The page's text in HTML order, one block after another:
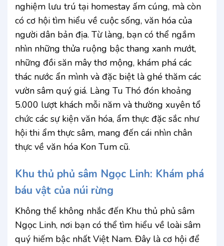
nghiệm lưu trú tại homestay ấm cúng, mà còn
có cơ hội tìm hiểu về cuộc sống, văn hóa của
người dân bản địa. Từ làng, bạn có thể ngắm
nhìn những thửa ruộng bậc thang xanh mướt,
những đồi săn mây thơ mộng, khám phá các
thác nước ẩn mình và đặc biệt là ghé thăm các
vườn sâm quý giá. Làng Tu Thó đón khoảng
5.000 lượt khách mỗi năm và thường xuyên tổ
chức các sự kiện văn hóa, ẩm thực đặc sắc như
hội thi ẩm thực sâm, mang đến cái nhìn chân
thực về văn hóa Kon Tum cũ.
Khu thủ phủ sâm Ngọc Linh: Khám phá
báu vật của núi rừng
Không thể không nhắc đến Khu thủ phủ sâm
Ngọc Linh, nơi bạn có thể tìm hiểu về loài sâm
quý hiếm bậc nhất Việt Nam. Đây là cơ hội để